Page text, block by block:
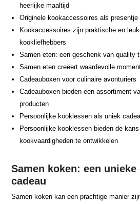
heerlijke maaltijd
Originele kookaccessoires als presentje
Kookaccessoires zijn praktische en
kookliefhebbers
Samen eten: een geschenk van quality
Samen eten creëert waardevolle
Cadeauboxen voor culinaire avonturiers
Cadeauboxen bieden een assortiment
producten
Persoonlijke kooklessen als uniek
Persoonlijke kooklessen bieden de
kookvaardigheden te ontwikkelen
Samen koken: een
cadeau
Samen koken kan een prachtige manier